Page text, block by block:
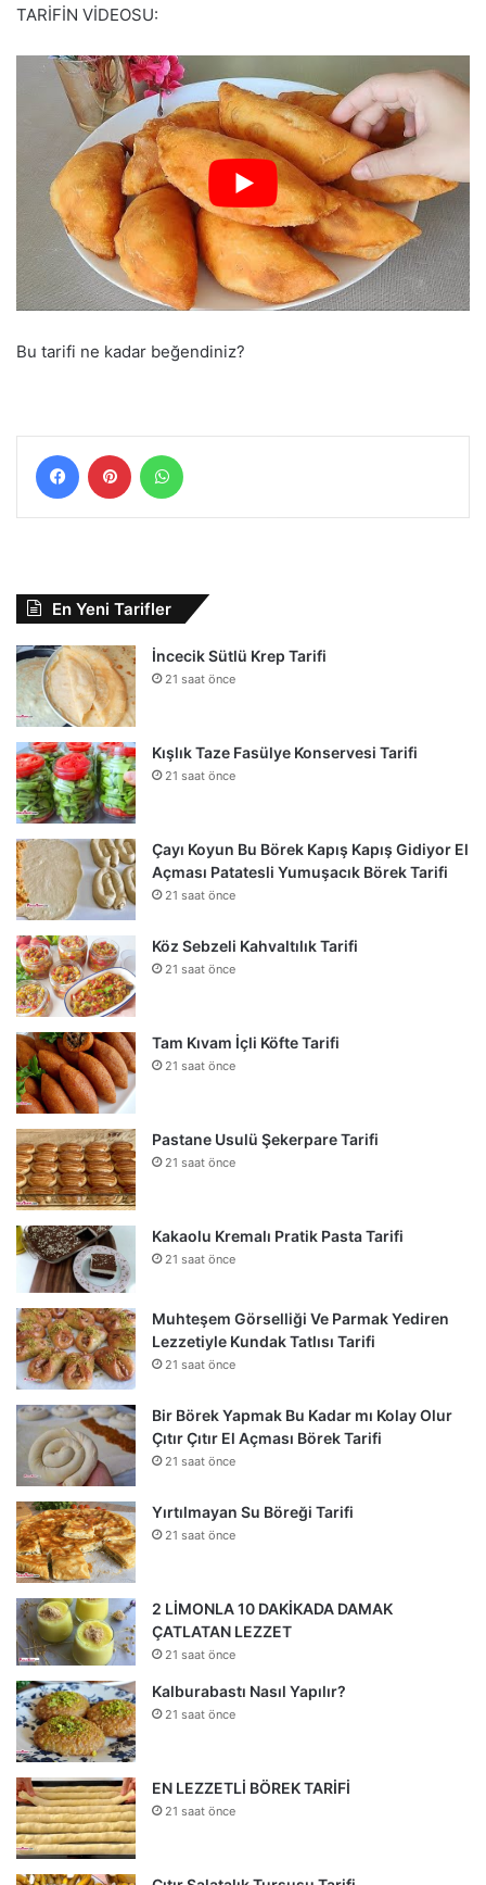
TARİFİN VİDEOSU:
Bu tarifi ne kadar beğendiniz?
FacebookPinterest
En Yeni Tarifler
İncecik Sütlü Krep Tarifi
21 saat önce
Kışlık Taze Fasülye Konservesi Tarifi
21 saat önce
Çayı Koyun Bu Börek Kapış Kapış Gidiyor El
Açması Patatesli Yumuşacık Börek Tarifi
21 saat önce
Köz Sebzeli Kahvaltılık Tarifi
21 saat önce
Tam Kıvam İçli Köfte Tarifi
21 saat önce
Pastane Usulü Şekerpare Tarifi
21 saat önce
Kakaolu Kremalı Pratik Pasta Tarifi
21 saat önce
Muhteşem Görselliği Ve Parmak Yediren
Lezzetiyle Kundak Tatlısı Tarifi
21 saat önce
Bir Börek Yapmak Bu Kadar mı Kolay Olur
Çıtır Çıtır El Açması Börek Tarifi
21 saat önce
Yırtılmayan Su Böreği Tarifi
21 saat önce
2 LİMONLA 10 DAKİKADA DAMAK
ÇATLATAN LEZZET
21 saat önce
Kalburabastı Nasıl Yapılır?
21 saat önce
EN LEZZETLİ BÖREK TARİFİ
21 saat önce